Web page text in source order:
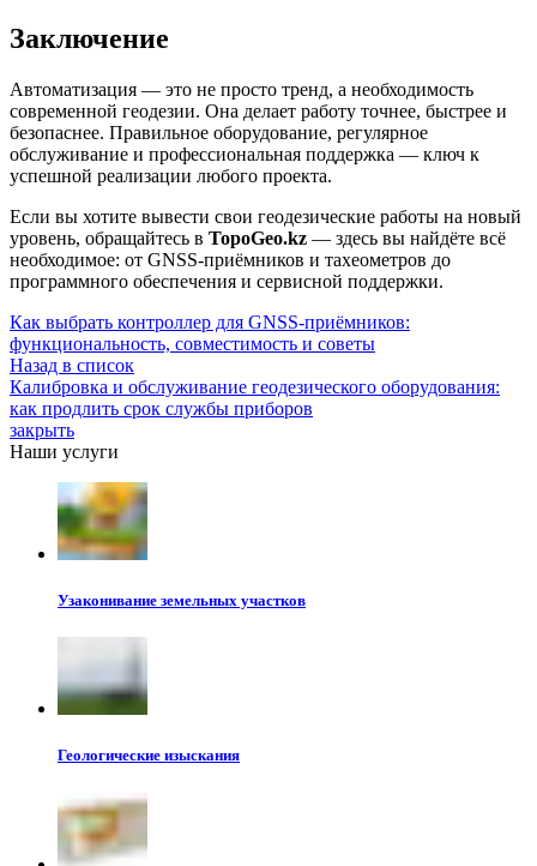
Заключение
Автоматизация — это не просто тренд, а необходимость
современной геодезии. Она делает работу точнее, быстрее и
безопаснее. Правильное оборудование, регулярное
обслуживание и профессиональная поддержка — ключ к
успешной реализации любого проекта.
Если вы хотите вывести свои геодезические работы на новый
уровень, обращайтесь в TopoGeo.kz — здесь вы найдёте всё
необходимое: от GNSS-приёмников и тахеометров до
программного обеспечения и сервисной поддержки.
Как выбрать контроллер для GNSS-приёмников:
функциональность, совместимость и советы
Назад в список
Калибровка и обслуживание геодезического оборудования:
как продлить срок службы приборов
закрыть
Наши услуги
Узаконивание земельных участков
Геологические изыскания